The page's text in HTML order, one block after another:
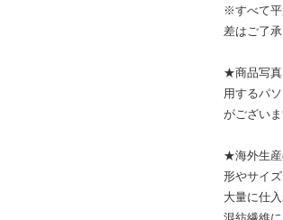
※すべて平
差はご了承
★商品写真
用するパ
がございま
★海外生産
形やサイ
大量に仕